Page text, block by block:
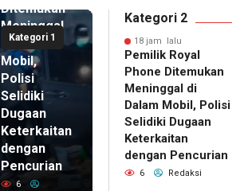
Kategori 1
Ditemukan
Meninggal
di Dalam
Mobil,
Polisi
Selidiki
Dugaan
Keterkaitan
dengan
Pencurian
6
Kategori 2
18 jam lalu
Pemilik Royal
Phone Ditemukan
Meninggal di
Dalam Mobil, Polisi
Selidiki Dugaan
Keterkaitan
dengan Pencurian
6 Redaksi